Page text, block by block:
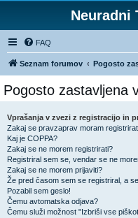
Neuradni
FAQ
Seznam forumov Pogosto
Pogosto zastavljena
Vprašanja v zvezi z registracijo in
Zakaj se pravzaprav moram
Kaj je COPPA?
Zakaj se ne morem registrirati?
Registriral sem se, vendar se ne
Zakaj se ne morem prijaviti?
Že pred časom sem se registriral, a
Pozabil sem geslo!
Čemu avtomatska odjava?
Čemu služi možnost "Izbriši vse